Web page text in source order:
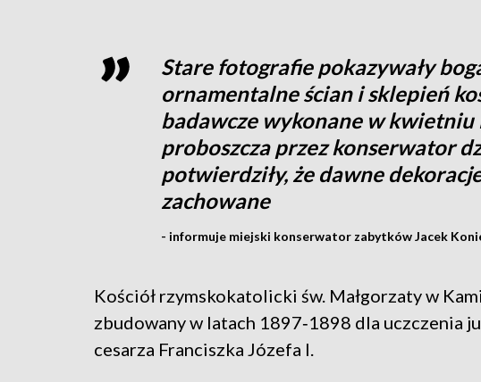
Stare fotografie pokazywały
ornamentalne ścian i sklepień
badawcze wykonane w kwietniu
proboszcza przez konserwator
potwierdziły, że dawne
zachowane
- informuje miejski konserwator zabytków Jacek
Kościół rzymskokatolicki św. Małgorzaty w
zbudowany w latach 1897‑1898 dla uczczenia
cesarza Franciszka Józefa I.